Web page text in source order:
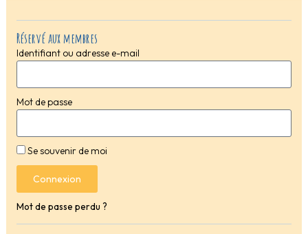
Réservé aux membres
Identifiant ou adresse e-mail
Mot de passe
Se souvenir de moi
Connexion
Mot de passe perdu ?